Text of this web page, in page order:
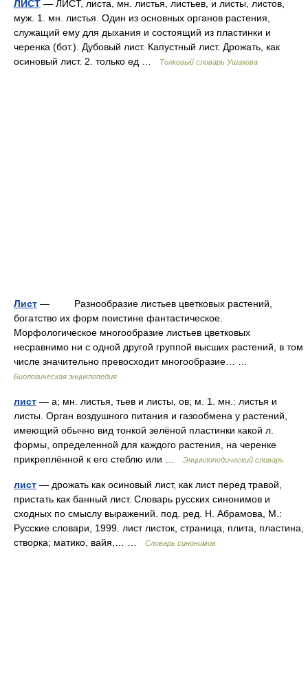
ЛИСТ — ЛИСТ, листа, мн. листья, листьев, и листы, листов,
муж. 1. мн. листья. Один из основных органов растения,
служащий ему для дыхания и состоящий из пластинки и
черенка (бот.). Дубовый лист. Капустный лист. Дрожать, как
осиновый лист. 2. только ед …
Толковый словарь Ушакова
Лист — Разнообразие листьев цветковых растений,
богатство их форм поистине фантастическое.
Морфологическое многообразие листьев цветковых
несравнимо ни с одной другой группой высших растений, в том
числе значительно превосходит многообразие… …
Биологическая энциклопедия
лист — а; мн. листья, тьев и листы, ов; м. 1. мн.: листья и
листы. Орган воздушного питания и газообмена у растений,
имеющий обычно вид тонкой зелёной пластинки какой л.
формы, определенной для каждого растения, на черенке
прикреплённой к его стеблю или …
Энциклопедический словарь
лист — дрожать как осиновый лист, как лист перед травой,
пристать как банный лист. Словарь русских синонимов и
сходных по смыслу выражений. под. ред. Н. Абрамова, М.:
Русские словари, 1999. лист листок, страница, плита, пластина,
створка; матико, вайя,… …
Словарь синонимов